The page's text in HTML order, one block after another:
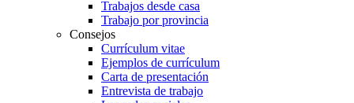
Trabajos desde casa
Trabajo por provincia
Consejos
Currículum vitae
Ejemplos de currículum
Carta de presentación
Entrevista de trabajo